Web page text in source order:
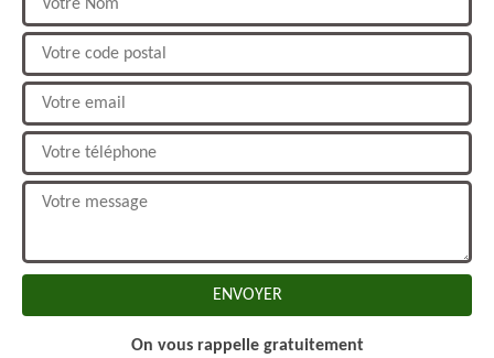
On vous rappelle gratuitement